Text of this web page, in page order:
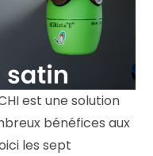
est une solution
bénéfices aux
les sept